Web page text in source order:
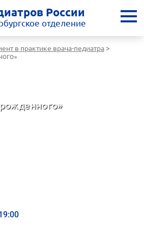
России
отделение
в практике врача-педиатра >